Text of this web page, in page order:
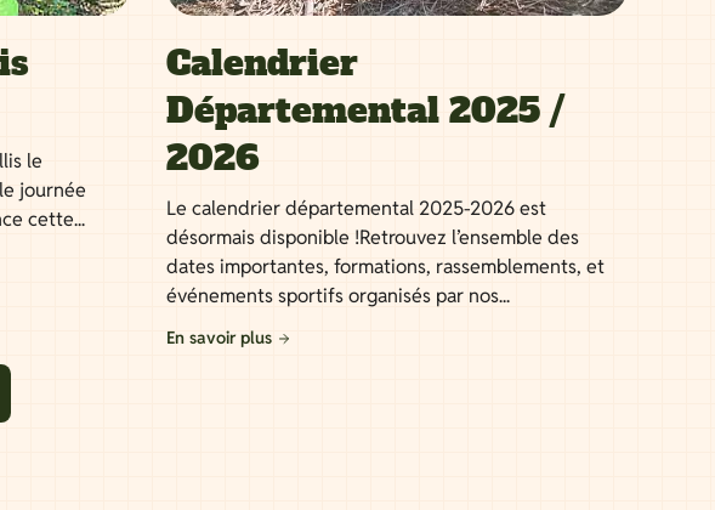
le
journée
cette...
Calendrier
Départemental 2025 /
2026
Le calendrier départemental 2025-2026 est
désormais disponible !Retrouvez l’ensemble des
dates importantes, formations, rassemblements, et
événements sportifs organisés par nos...
En savoir plus